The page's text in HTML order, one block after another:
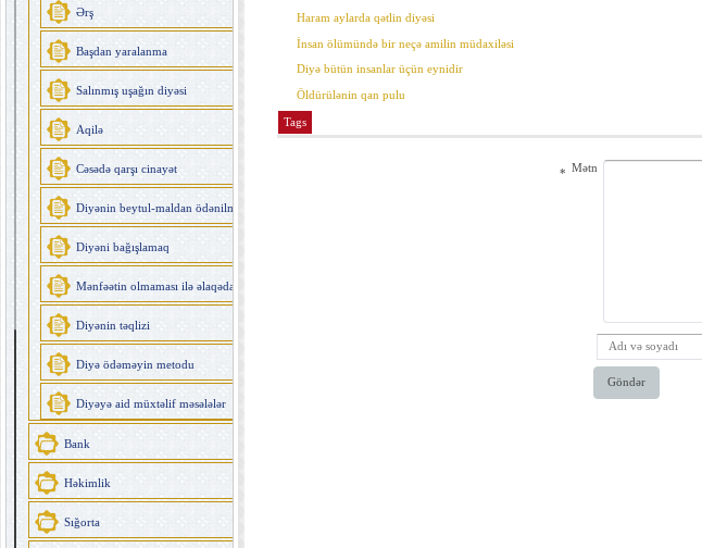
Ərş
Başdan yaralanma
Salınmış uşağın diyəsi
Aqilə
Cəsədə qarşı cinayət
Diyənin beytul-maldan ödənilməsi
Diyəni bağışlamaq
Mənfəətin olmaması ilə əlaqədar zərər
Diyənin təqlizi
Diyə ödəməyin metodu
Diyəyə aid müxtəlif məsələlər
Bank
Həkimlik
Sığorta
Haram aylarda qətlin diyəsi
İnsan ölümündə bir neçə amilin müdaxiləsi
Diyə bütün insanlar üçün eynidir
Öldürülənin qan pulu
Tags
* Mətn
Göndər